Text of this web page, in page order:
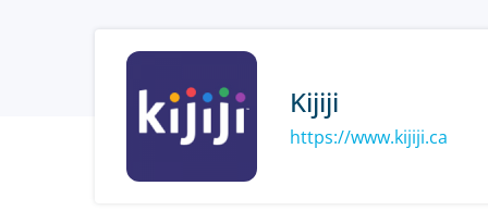
Kijiji
https://www.kijiji.ca